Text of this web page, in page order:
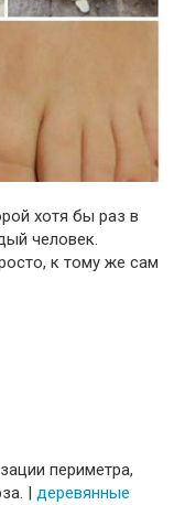
хотя бы раз в
человек.
к тому же сам
периметра,
| деревянные